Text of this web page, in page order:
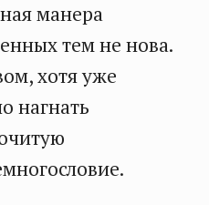
манера
тем не нова.
хотя уже
нагнать